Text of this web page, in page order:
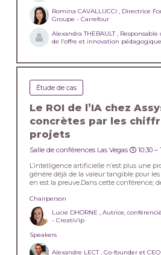
Romina CAVALLUCCI , Directrice
Groupe - Carrefour
Alexandra THEBAULT ,
de l’offre et innovation
Étude de cas
Le ROI de l’IA chez
concrètes par les
projets
Salle de conférences Las Vegas 10:30 –
L’intelligence artificielle n’est plus une
génère déjà de la valeur tangible pour
en est la preuve.Dans cette conférence,
Chairperson
Lucie DHORNE , Autrice,
- Creativ’ip
Speakers
Alexandre LECT , Co-founder et